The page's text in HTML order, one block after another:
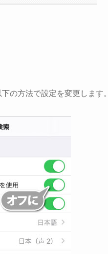
の方法で設定を変更します。